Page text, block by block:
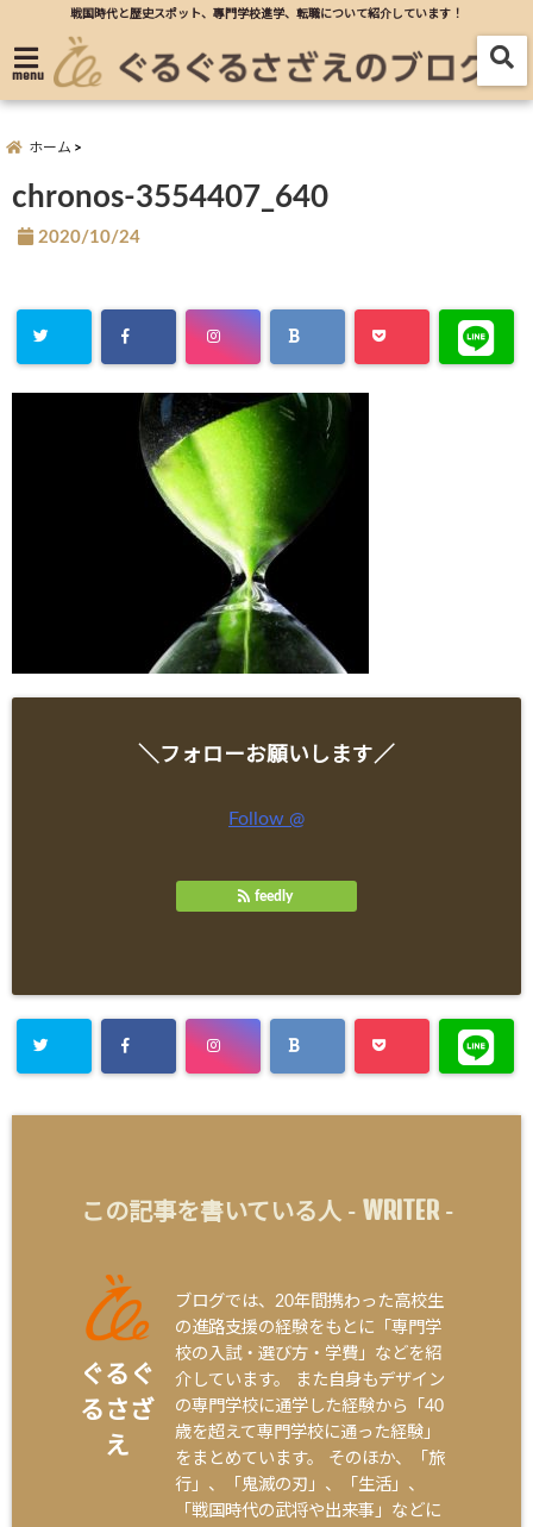
戦国時代と歴史スポット、專門学校進学、転職について紹介しています！
menu
ホーム
chronos-3554407_640
2020/10/24
＼フォローお願いします／
Follow @
feedly
この記事を書いている人 - WRITER-
ぐるぐ
るさざ
え
ブログでは、20年間携わった高校生
の進路支援の経験をもとに「専門学
校の入試・選び方・学費」などを紹
介しています。 また自身もデザイン
の専門学校に通学した経験から「40
歳を超えて専門学校に通った経験」
をまとめています。 そのほか、「旅
行」、「鬼滅の刃」、「生活」、
「戦国時代の武将や出来事」などに